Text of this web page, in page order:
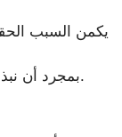
يكمن السبب
بمجرد أن نبذل قصارى جهدنا لتقديم أفضل النصائح والإرشادات، لا يمكننا أن نتحمل مسؤولية الخسائر التي قد تحدث نتيجة للمراهنات.